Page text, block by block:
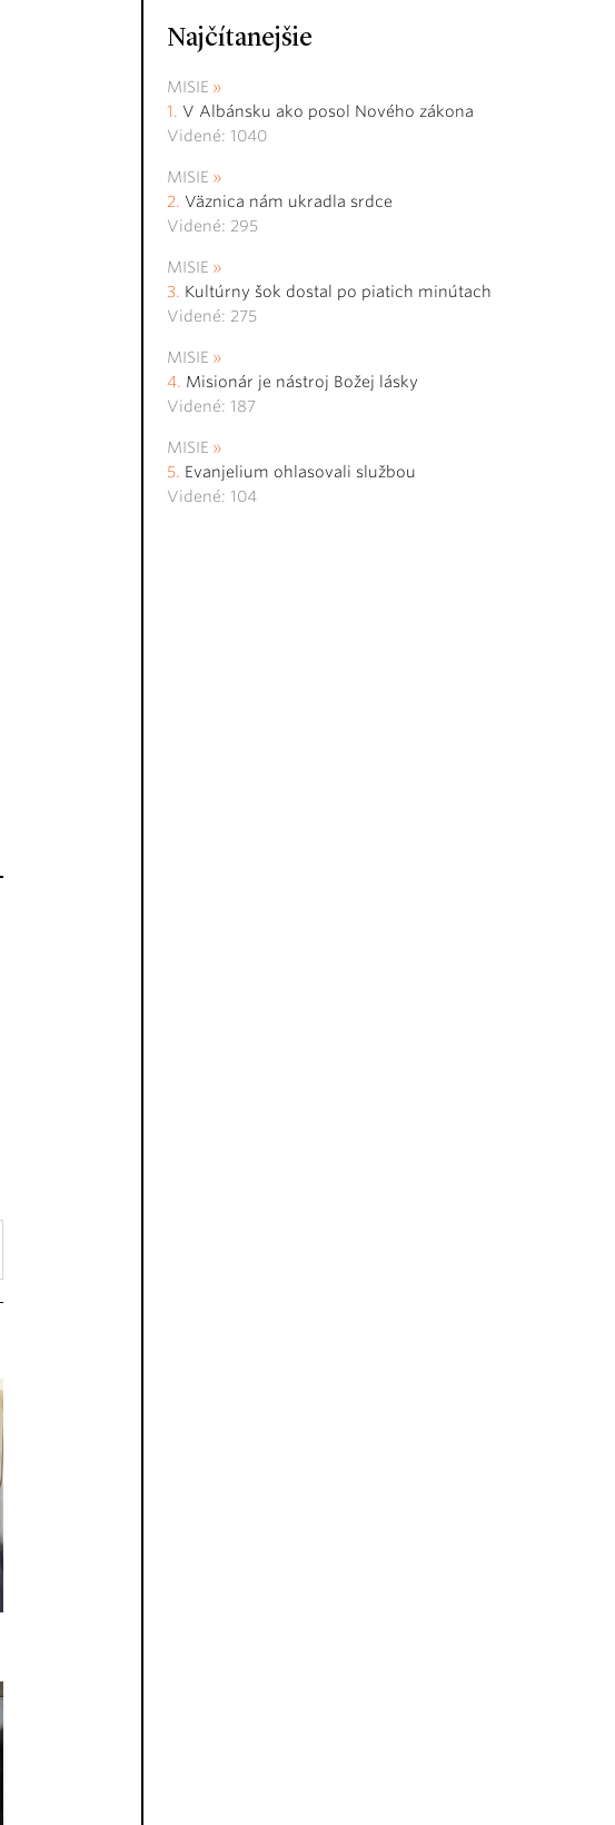
Najčítanejšie
MISIE
V Albánsku ako posol Nového zákona
Videné: 1040
MISIE
Väznica nám ukradla srdce
Videné: 295
MISIE
Kultúrny šok dostal po piatich minútach
Videné: 275
MISIE
Misionár je nástroj Božej lásky
Videné: 187
MISIE
Evanjelium ohlasovali službou
Videné: 104